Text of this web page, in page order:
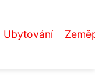
Ubytování